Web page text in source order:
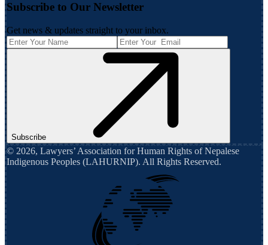
Subscribe to Our Newsletter
Get news & updates straight to your inbox.
Subscribe
© 2026, Lawyers’ Association for Human Rights of Nepalese
Indigenous Peoples (LAHURNIP). All Rights Reserved.